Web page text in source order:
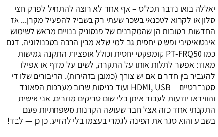
יאללה בואו נדבר תכל'ס – אף אחד לא רוצה להתחיל לפרק חצי
סלון או לקרוא לטכנאי בשכר שעתי רק בשביל להפעיל מקרן... אז
החדשות הטובות הן שהמקרנים של פנסוניק בנויים מראש לשימוש
אינטואיטיבי ופשוט יחסית גם למי שלא מבין הרבה בטכנולוגיה. דגם
כמו PT-FRQ50 קומפקטי יחסית וכולל אופציות התקנה גמישות
מאוד: אפשר לתלות אותו על התקרה, לשים על מדף או אפילו
להעביר בין חדרים אם יש צורך (כמובן בזהירות). החיבורים שלו די
סטנדרטיים – HDMI, USB ועוד כניסות שרוב מערכות הסאונד
והווידאו יודעות לעבוד איתן בלי שום טריקים מוזרים. אני אישית
התקנתי אחד כזה אצל חבר שעושה הקרנות משפחתיות פעם
בשבוע והוא סגר את הפינה לגמרי בעצמו בלי להזיע. כן כן — לבד!